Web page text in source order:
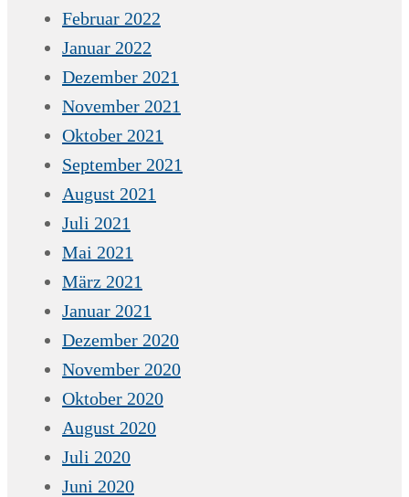
Februar 2022
Januar 2022
Dezember 2021
November 2021
Oktober 2021
September 2021
August 2021
Juli 2021
Mai 2021
März 2021
Januar 2021
Dezember 2020
November 2020
Oktober 2020
August 2020
Juli 2020
Juni 2020